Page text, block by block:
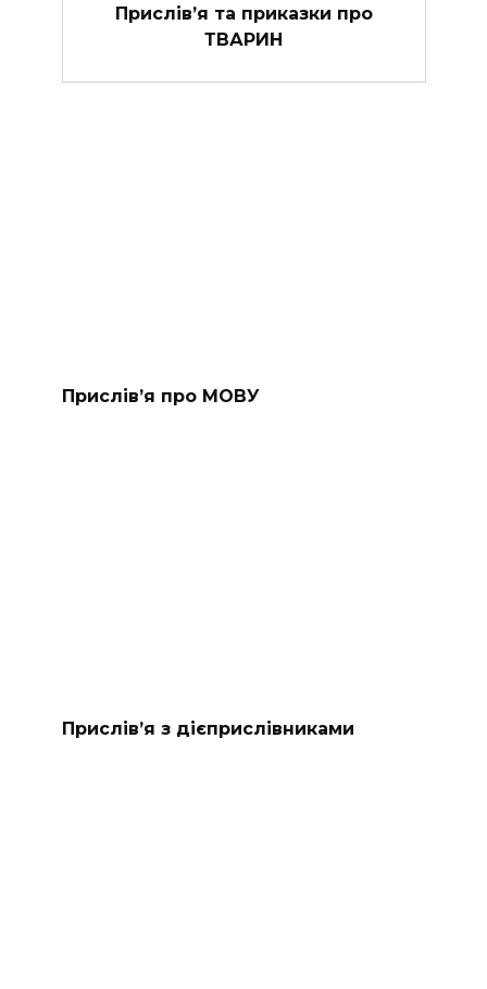
Прислів’я та приказки про
ТВАРИН
Прислів’я про МОВУ
Прислів’я з дієприслівниками